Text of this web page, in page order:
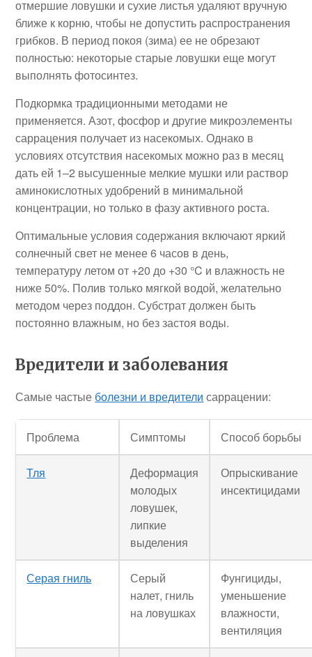
отмершие ловушки и сухие листья удаляют вручную
ближе к корню, чтобы не допустить распространения
грибков. В период покоя (зима) ее не обрезают
полностью: некоторые старые ловушки еще могут
выполнять фотосинтез.
Подкормка традиционными методами не
применяется. Азот, фосфор и другие микроэлементы
саррацения получает из насекомых. Однако в
условиях отсутствия насекомых можно раз в месяц
дать ей 1–2 высушенные мелкие мушки или раствор
аминокислотных удобрений в минимальной
концентрации, но только в фазу активного роста.
Оптимальные условия содержания включают яркий
солнечный свет не менее 6 часов в день,
температуру летом от +20 до +30 °C и влажность не
ниже 50%. Полив только мягкой водой, желательно
методом через поддон. Субстрат должен быть
постоянно влажным, но без застоя воды.
Вредители и заболевания
Самые частые болезни и вредители саррацении:
Проблема Симптомы Способ борьбы
Тля
Деформация
молодых
ловушек,
липкие
выделения
Опрыскивание
инсектицидами
Серая гниль
Серый
налет, гниль
на ловушках
Фунгициды,
уменьшение
влажности,
вентиляция